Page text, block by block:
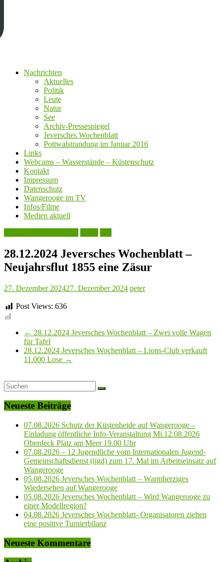
Nachrichten
Aktuelles
Politik
Leute
Natur
See
Archiv-Pressespiegel
Jeversches Wochenblatt
Pottwalstrandung im Januar 2016
Links
Webcams – Wasserstände – Küstenschutz
Kontakt
Impressum
Datenschutz
Wangerooge im TV
Infos/Filme
Medien aktuell
28.12.2024 Jeversches Wochenblatt –
Neujahrsflut 1855 eine Zäsur
27. Dezember 202427. Dezember 2024 peter
Post Views: 636
← 28.12.2024 Jeversches Wochenblatt – Zwei volle Wagen
für Tafel
28.12.2024 Jeversches Wochenblatt – Lions-Club verkauft
11.000 Lose →
Neueste Beiträge
07.08.2026 Schutz der Küstenheide auf Wangerooge –
Einladung öffentliche Info-Veranstaltung Mi.12.08.2026
Oberdeck Platz am Meer 19.00 Uhr
07.08.2026 – 12 Jugendliche vom Internationalen Jugend-
Gemeinschaftsdienst (ijgd) zum 17. Mal im Arbeitseinsatz auf
Wangerooge
05.08.2026 Jeversches Wochenblatt – Warmherziges
Wiedersehen auf Wangerooge
05.08.2026 Jeversches Wochenblatt – Wird Wangerooge zu
einer Modellregion?
04.08.2026 Jeversches Wochenblatt- Organisatoren ziehen
eine positive Turnierbilanz
Neueste Kommentare